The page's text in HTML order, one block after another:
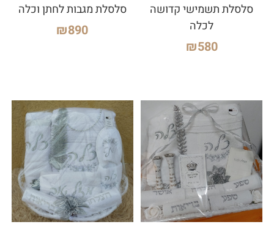
סלסלת תשמישי קדושה
לכלה
₪580
סלסלת מגבות לחתן וכלה
₪890